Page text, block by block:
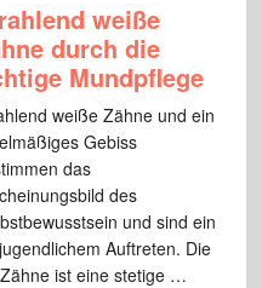
weiße
durch die
Mundpflege
weiße Zähne und ein
Gebiss
das
des
und sind ein
Auftreten. Die
ist eine stetige …